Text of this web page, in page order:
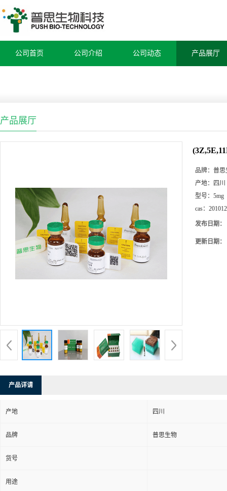
公司首页 公司介绍 公司动态 产品展厅
产品展厅
品牌： 普思
产地：
四川
型号： 5mg
cas：
发布日期：
更新日期：
产品详请
产地 四川
品牌 普思生物
货号
用途